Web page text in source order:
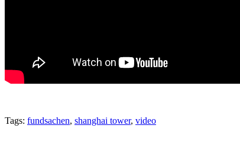
Tags: fundsachen, shanghai tower, video